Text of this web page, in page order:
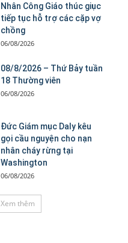
Nhân Công Giáo thúc giục
tiếp tục hỗ trợ các cặp vợ
chồng
06/08/2026
08/8/2026 – Thứ Bảy tuần
18 Thường viên
06/08/2026
Đức Giám mục Daly kêu
gọi cầu nguyện cho nạn
nhân cháy rừng tại
Washington
06/08/2026
Xem thêm